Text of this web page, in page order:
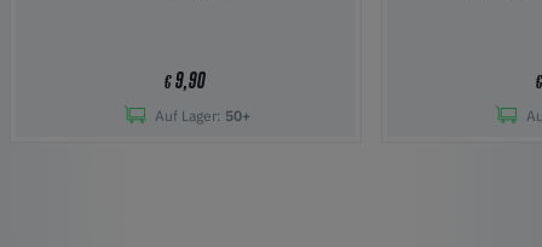
€9,90
Auf Lager: 50+